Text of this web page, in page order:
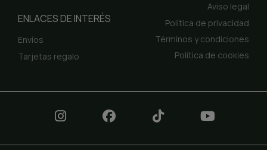
ENLACES DE INTERÉS
Envíos
Tarjetas regalo
Aviso legal
Política de privacidad
Términos y condiciones
Política de cookies